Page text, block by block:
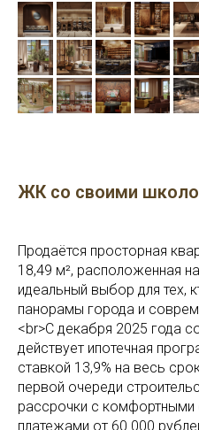
ЖК со своими
Продаётся просторная
18,49 м², расположенная
идеальный выбор для тех,
панорамы города и
<br>С декабря 2025 года
действует ипотечная
ставкой 13,9% на весь
первой очереди
рассрочки с
платежами от 60 000